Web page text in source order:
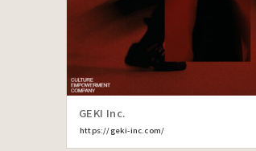
GEKI Inc.
https://geki-inc.com/